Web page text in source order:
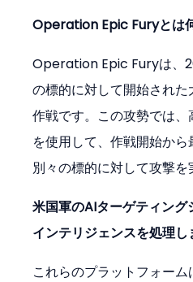
Operation Epic Furyとは
Operation Epic Furyは、
の標的に対して開始され
作戦です。この攻勢では
を使用して、作戦開始か
別々の標的に対して攻撃を
米国軍のAIターゲティン
インテリジェンスを処理し
これらのプラットフォー